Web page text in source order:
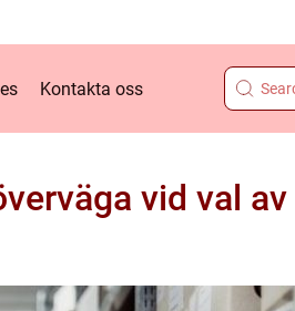
Kontakta oss
vid val